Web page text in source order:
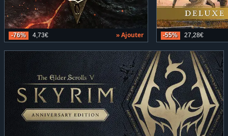
-76% 4,73€ » Ajouter -55% 27,28€